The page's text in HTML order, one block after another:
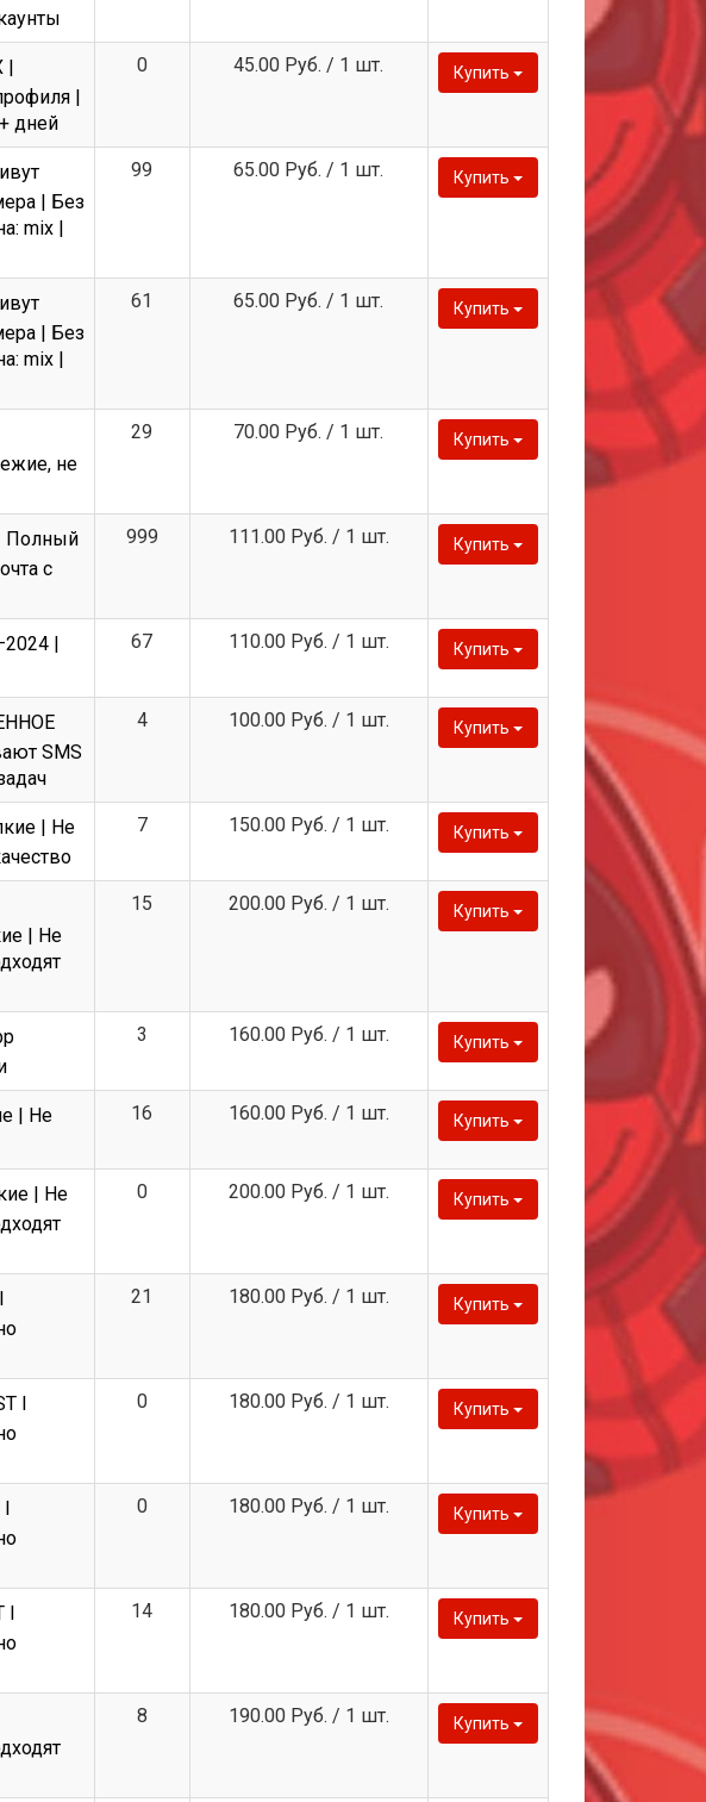
|
|
дней
0 45.00 Руб. / 1 шт. Купить
| Без
mix |
99 65.00 Руб. / 1 шт. Купить
| Без
mix |
61 65.00 Руб. / 1 шт. Купить
не
29 70.00 Руб. / 1 шт. Купить
Полный
с
999 111.00 Руб. / 1 шт. Купить
|
67 110.00 Руб. / 1 шт. Купить
SMS
4 100.00 Руб. / 1 шт. Купить
| Не
7 150.00 Руб. / 1 шт. Купить
| Не
15 200.00 Руб. / 1 шт. Купить
3 160.00 Руб. / 1 шт. Купить
| Не
16 160.00 Руб. / 1 шт. Купить
| Не
0 200.00 Руб. / 1 шт. Купить
21 180.00 Руб. / 1 шт. Купить
I
0 180.00 Руб. / 1 шт. Купить
I
0 180.00 Руб. / 1 шт. Купить
I
14 180.00 Руб. / 1 шт. Купить
8 190.00 Руб. / 1 шт. Купить
(шт)